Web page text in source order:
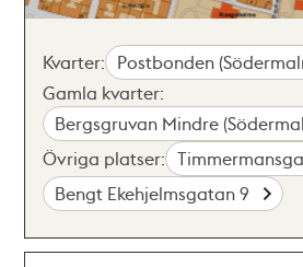
Kvarter: Postbonden
Gamla kvarter:
Bergsgruvan Mindre
Övriga platser:
Bengt Ekehjelmsgatan 9